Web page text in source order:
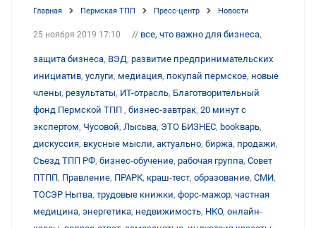
Главная Пермская ТПП Пресс-центр Новости
25 ноября 2019 17:10 // все, что важно для бизнеса,
защита бизнеса, ВЭД, развитие предпринимательских
инициатив, услуги, медиация, покупай пермское, новые
члены, результаты, ИТ-отрасль, Благотворительный
фонд Пермской ТПП , бизнес-завтрак, 20 минут с
экспертом, Чусовой, Лысьва, ЭТО БИЗНЕС, bookварь,
дискуссия, вкусные мысли, актуально, биржа, продажи,
Съезд ТПП РФ, бизнес-обучение, рабочая группа, Совет
ПТПП, Правление, ПРАРК, краш-тест, образование, СМИ,
ТОСЭР Нытва, трудовые книжки, форс-мажор, частная
медицина, энергетика, недвижимость, НКО, онлайн-